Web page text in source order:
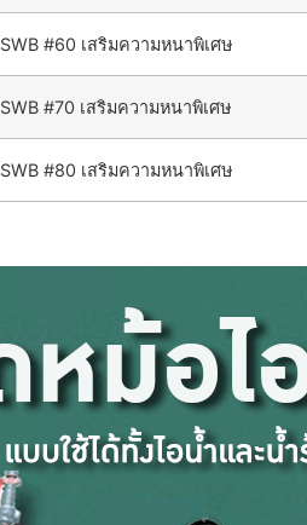
SWB #60 เสริมความหนาพิเศษ
SWB #70 เสริมความหนาพิเศษ
SWB #80 เสริมความหนาพิเศษ